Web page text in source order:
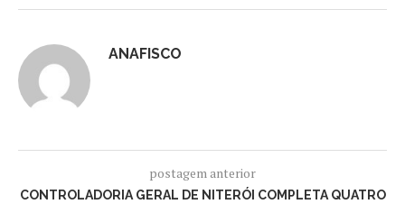
ANAFISCO
postagem anterior
CONTROLADORIA GERAL DE NITERÓI COMPLETA QUATRO